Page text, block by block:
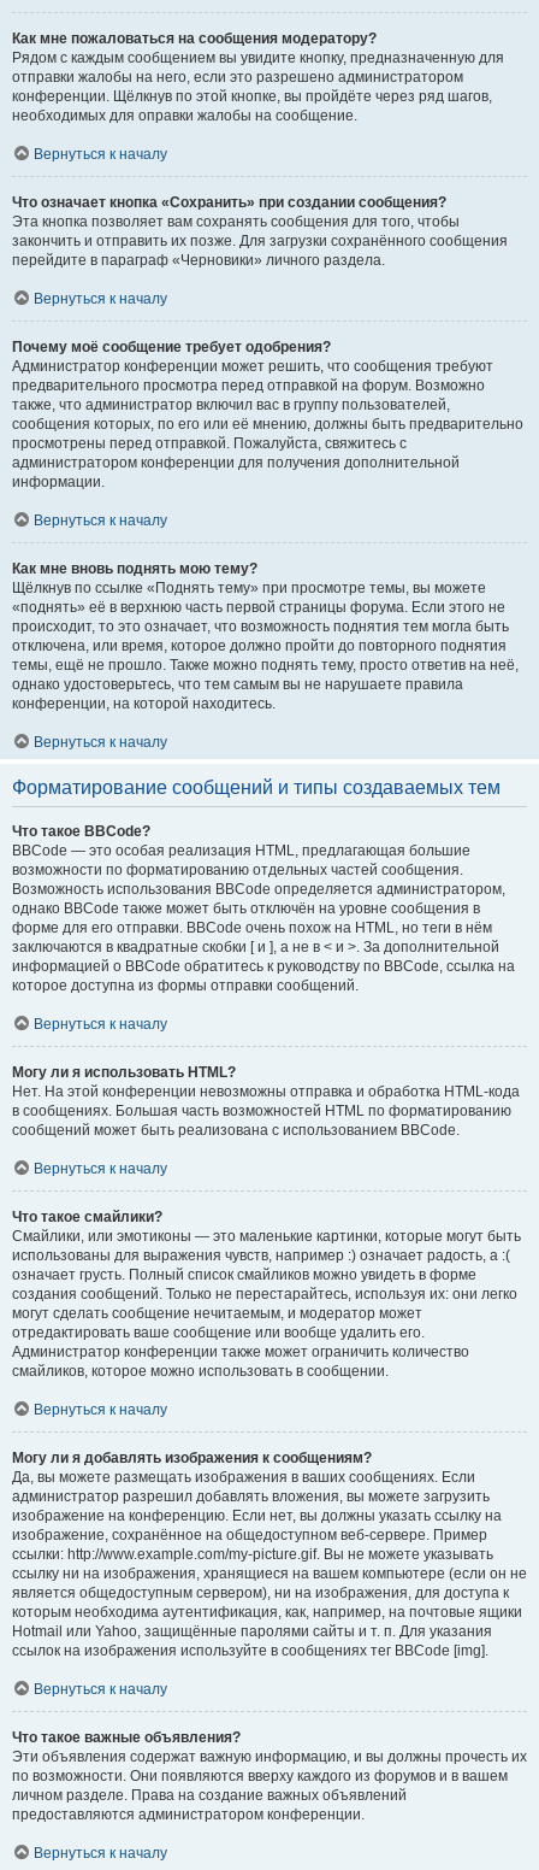
Как мне пожаловаться на сообщения модератору?
Рядом с каждым сообщением вы увидите кнопку, предназначенную для
отправки жалобы на него, если это разрешено администратором
конференции. Щёлкнув по этой кнопке, вы пройдёте через ряд шагов,
необходимых для оправки жалобы на сообщение.
Вернуться к началу
Что означает кнопка «Сохранить» при создании сообщения?
Эта кнопка позволяет вам сохранять сообщения для того, чтобы
закончить и отправить их позже. Для загрузки сохранённого сообщения
перейдите в параграф «Черновики» личного раздела.
Вернуться к началу
Почему моё сообщение требует одобрения?
Администратор конференции может решить, что сообщения требуют
предварительного просмотра перед отправкой на форум. Возможно
также, что администратор включил вас в группу пользователей,
сообщения которых, по его или её мнению, должны быть предварительно
просмотрены перед отправкой. Пожалуйста, свяжитесь с
администратором конференции для получения дополнительной
информации.
Вернуться к началу
Как мне вновь поднять мою тему?
Щёлкнув по ссылке «Поднять тему» при просмотре темы, вы можете
«поднять» её в верхнюю часть первой страницы форума. Если этого не
происходит, то это означает, что возможность поднятия тем могла быть
отключена, или время, которое должно пройти до повторного поднятия
темы, ещё не прошло. Также можно поднять тему, просто ответив на неё,
однако удостоверьтесь, что тем самым вы не нарушаете правила
конференции, на которой находитесь.
Вернуться к началу
Форматирование сообщений и типы создаваемых тем
Что такое BBCode?
BBCode — это особая реализация HTML, предлагающая большие
возможности по форматированию отдельных частей сообщения.
Возможность использования BBCode определяется администратором,
однако BBCode также может быть отключён на уровне сообщения в
форме для его отправки. BBCode очень похож на HTML, но теги в нём
заключаются в квадратные скобки [ и ], а не в < и >. За дополнительной
информацией о BBCode обратитесь к руководству по BBCode, ссылка на
которое доступна из формы отправки сообщений.
Вернуться к началу
Могу ли я использовать HTML?
Нет. На этой конференции невозможны отправка и обработка HTML-кода
в сообщениях. Большая часть возможностей HTML по форматированию
сообщений может быть реализована с использованием BBCode.
Вернуться к началу
Что такое смайлики?
Смайлики, или эмотиконы — это маленькие картинки, которые могут быть
использованы для выражения чувств, например :) означает радость, а :(
означает грусть. Полный список смайликов можно увидеть в форме
создания сообщений. Только не перестарайтесь, используя их: они легко
могут сделать сообщение нечитаемым, и модератор может
отредактировать ваше сообщение или вообще удалить его.
Администратор конференции также может ограничить количество
смайликов, которое можно использовать в сообщении.
Вернуться к началу
Могу ли я добавлять изображения к сообщениям?
Да, вы можете размещать изображения в ваших сообщениях. Если
администратор разрешил добавлять вложения, вы можете загрузить
изображение на конференцию. Если нет, вы должны указать ссылку на
изображение, сохранённое на общедоступном веб-сервере. Пример
ссылки: http://www.example.com/my-picture.gif. Вы не можете указывать
ссылку ни на изображения, хранящиеся на вашем компьютере (если он не
является общедоступным сервером), ни на изображения, для доступа к
которым необходима аутентификация, как, например, на почтовые ящики
Hotmail или Yahoo, защищённые паролями сайты и т. п. Для указания
ссылок на изображения используйте в сообщениях тег BBCode [img].
Вернуться к началу
Что такое важные объявления?
Эти объявления содержат важную информацию, и вы должны прочесть их
по возможности. Они появляются вверху каждого из форумов и в вашем
личном разделе. Права на создание важных объявлений
предоставляются администратором конференции.
Вернуться к началу